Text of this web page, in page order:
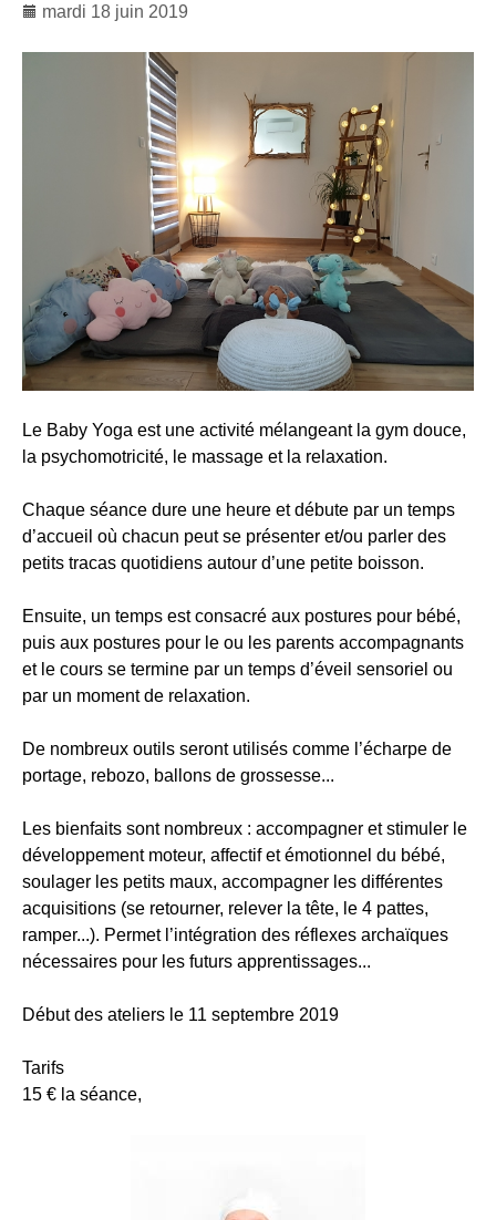
mardi 18 juin 2019
Le Baby Yoga est une activité mélangeant la gym douce,
la psychomotricité, le massage et la relaxation.
Chaque séance dure une heure et débute par un temps
d’accueil où chacun peut se présenter et/ou parler des
petits tracas quotidiens autour d’une petite boisson.
Ensuite, un temps est consacré aux postures pour bébé,
puis aux postures pour le ou les parents accompagnants
et le cours se termine par un temps d’éveil sensoriel ou
par un moment de relaxation.
De nombreux outils seront utilisés comme l’écharpe de
portage, rebozo, ballons de grossesse...
Les bienfaits sont nombreux : accompagner et stimuler le
développement moteur, affectif et émotionnel du bébé,
soulager les petits maux, accompagner les différentes
acquisitions (se retourner, relever la tête, le 4 pattes,
ramper...). Permet l’intégration des réflexes archaïques
nécessaires pour les futurs apprentissages...
Début des ateliers le 11 septembre 2019
Tarifs
15 € la séance,